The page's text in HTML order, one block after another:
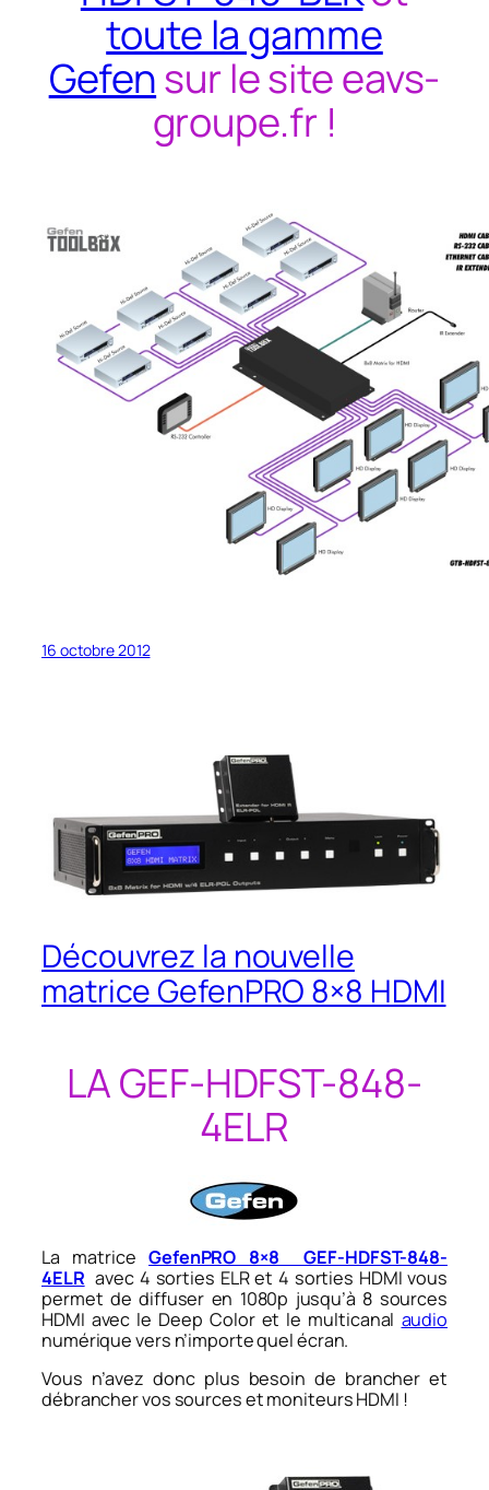
toute la gamme
Gefensur le site eavs-
groupe.fr !
16 octobre 2012
Découvrez la nouvelle
matrice GefenPRO 8×8 HDMI
LA GEF-HDFST-848-
4ELR
La matriceGefenPRO 8×8 GEF-HDFST-848-
4ELR avec 4 sorties ELR et 4 sorties HDMI vous
permet de diffuser en 1080p jusqu’à 8 sources
HDMI avec le Deep Color et le multicanal audio
numérique vers n’importe quel écran.
Vous n’avez donc plus besoin de brancher et
débrancher vos sources et moniteurs HDMI !